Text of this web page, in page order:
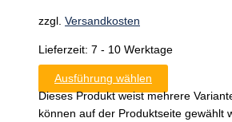
zzgl. Versandkosten
Lieferzeit: 7 - 10 Werktage
Ausführung wählen
Dieses Produkt weist mehrere
können auf der Produktseite gewählt